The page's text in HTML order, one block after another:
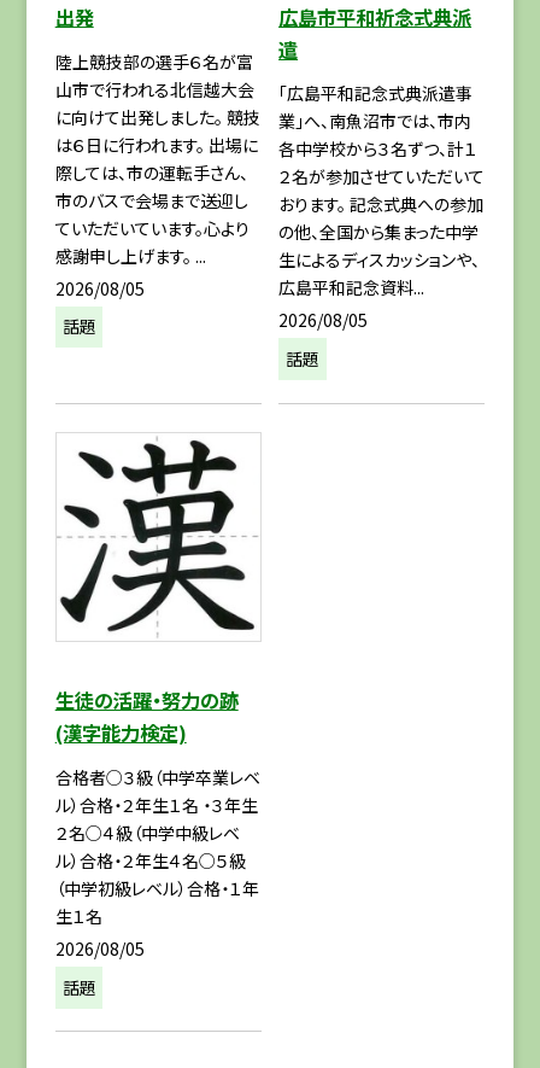
出発
陸上競技部の選手６名が富
山市で行われる北信越大会
に向けて出発しました。 競技
は６日に行われます。 出場に
際しては、市の運転手さん、
市のバスで会場まで送迎し
ていただいています。心より
感謝申し上げます。 ...
2026/08/05
話題
広島市平和祈念式典派
遣
「広島平和記念式典派遣事
業」へ、南魚沼市では、市内
各中学校から３名ずつ、計１
２名が参加させていただいて
おります。 記念式典への参加
の他、全国から集まった中学
生によるディスカッションや、
広島平和記念資料...
2026/08/05
話題
生徒の活躍・努力の跡
(漢字能力検定)
合格者○３級（中学卒業レベ
ル）合格・２年生１名 ・３年生
２名○４級（中学中級レベ
ル）合格・２年生４名○５級
（中学初級レベル）合格・１年
生１名
2026/08/05
話題